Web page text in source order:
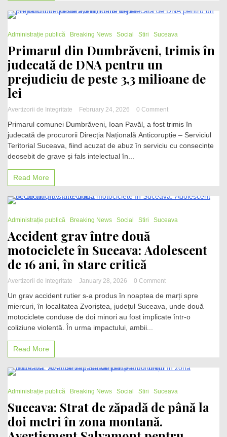
județul
Trafic
blocat
Administrație publică
Breaking News Social Stiri Suceava
Primarul din Dumbrăveni, trimis în
judecată de DNA pentru un
prejudiciu de peste 3,3 milioane de
lei
Avertizorii de Integritate February 24, 2026 0 Commenton
din
Dumbrăveni,
trimis
un
de
milioane
de
Primarul comunei Dumbrăveni, Ioan Pavăl, a fost trimis în
judecată de procurorii Direcția Națională Anticorupție – Serviciul
Teritorial Suceava, fiind acuzat de abuz în serviciu cu consecințe
deosebit de grave și fals intelectual în...
Read More
Administrație publică
Breaking News Social Stiri Suceava
Accident grav între două
motociclete în Suceava: Adolescent
de 16 ani, în stare critică
Avertizorii de Integritate January 28, 2026 0 Commenton
grav
între
două
16
în
critică
Un grav accident rutier s-a produs în noaptea de marți spre
miercuri, în localitatea Zvoriștea, județul Suceava, unde două
motociclete conduse de doi minori au fost implicate într-o
coliziune violentă. În urma impactului, ambii...
Read More
Administrație publică
Breaking News Social Stiri Suceava
Suceava: Strat de zăpadă de până la
doi metri în zona montană.